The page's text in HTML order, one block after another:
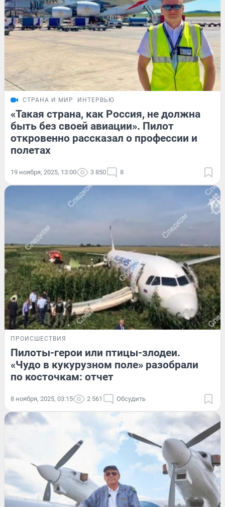
СТРАНА И МИР ИНТЕРВЬЮ
«Такая страна, как Россия, не должна
быть без своей авиации». Пилот
откровенно рассказал о профессии и
полетах
19 ноября, 2025, 13:00 3 850 8
ПРОИСШЕСТВИЯ
Пилоты-герои или птицы-злодеи.
«Чудо в кукурузном поле» разобрали
по косточкам: отчет
8 ноября, 2025, 03:15 2 561 Обсудить